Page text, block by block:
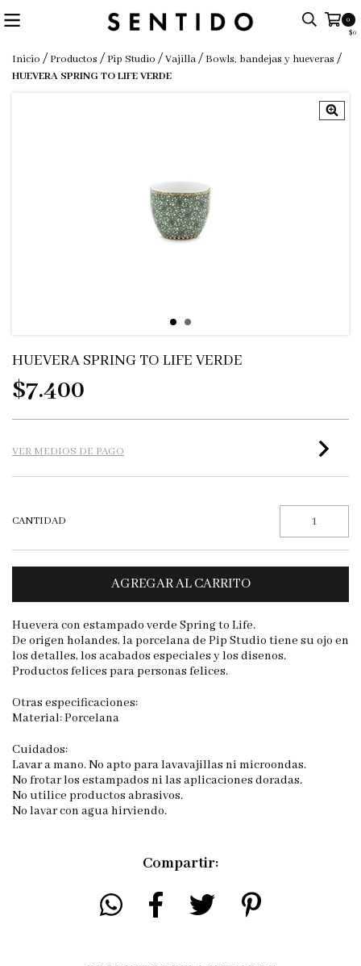
0
$0
Inicio / Productos / Pip Studio /Vajilla/ Bowls, bandejas y hueveras /
HUEVERA SPRING TO LIFE VERDE
HUEVERA SPRING TO LIFE VERDE
$7.400
VER MEDIOS DE PAGO
CANTIDAD
Huevera con estampado verde Spring to Life.
De origen holandes, la porcelana de Pip Studio tiene su ojo en
los detalles, los acabados especiales y los disenos.
Productos felices para personas felices.
Otras especificaciones:
Material: Porcelana
Cuidados:
Lavar a mano. No apto para lavavajillas ni microondas.
No frotar los estampados ni las aplicaciones doradas.
No utilice productos abrasivos.
No lavar con agua hirviendo.
Compartir: